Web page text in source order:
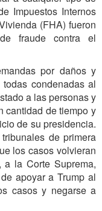
Impuestos Internos
(FHA) fueron
fraude contra el
por daños y
condenadas al
a las personas y
cantidad de tiempo y
de su presidencia.
de primera
los casos volvieran
a la Corte Suprema,
apoyar a Trump al
casos y negarse a